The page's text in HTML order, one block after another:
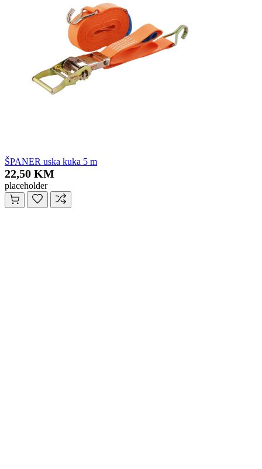
ŠPANER uska kuka 5 m
22,50 KM
placeholder